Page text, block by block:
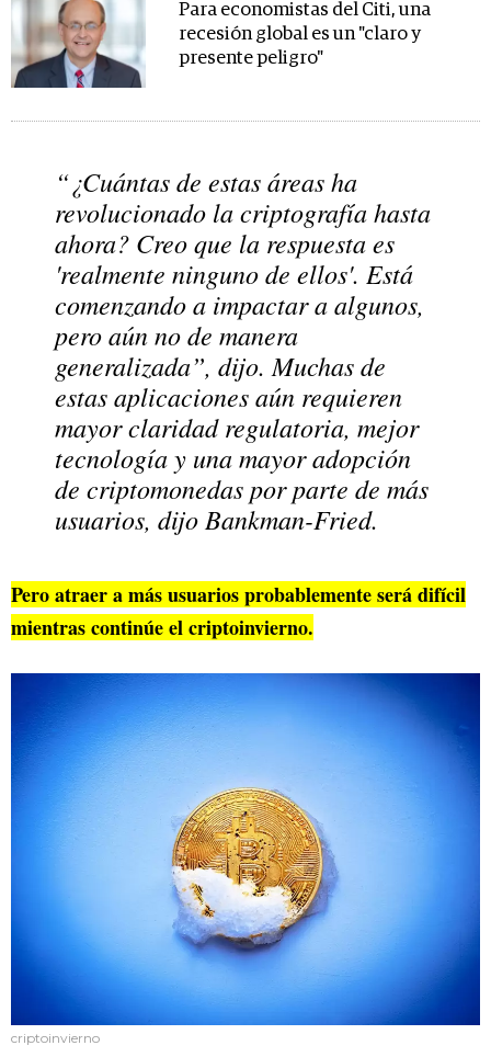
Para economistas del Citi, una
recesión global es un "claro y
presente peligro"
“¿Cuántas de estas áreas ha
revolucionado la criptografía hasta
ahora? Creo que la respuesta es
'realmente ninguno de ellos'. Está
comenzando a impactar a algunos,
pero aún no de manera
generalizada”, dijo. Muchas de
estas aplicaciones aún requieren
mayor claridad regulatoria, mejor
tecnología y una mayor adopción
de criptomonedas por parte de más
usuarios, dijo Bankman-Fried.
Pero atraer a más usuarios probablemente será difícil
mientras continúe el criptoinvierno.
criptoinvierno